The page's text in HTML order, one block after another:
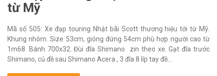
từ Mỹ
Mã số 505: Xe đạp touring Nhật bãi Scott thương hiệu tới từ Mỹ.
Khung nhôm. Size 53cm, gióng đứng 54cm phù hợp người cao từ
1m68. Bánh 700x32. Đùi đĩa Shimano zin theo xe. Gạt đĩa trước
Shimano, củ đề sau Shimano Acera , 3 đĩa 8 líp tay đề...